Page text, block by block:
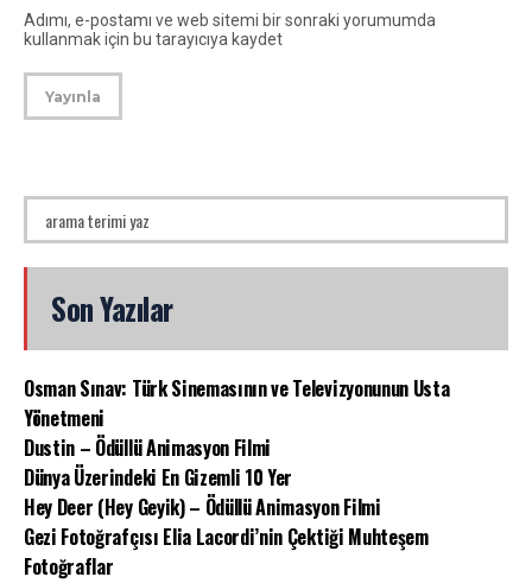
Adımı, e-postamı ve web sitemi bir sonraki yorumumda
kullanmak için bu tarayıcıya kaydet
Son Yazılar
Osman Sınav: Türk Sinemasının ve Televizyonunun Usta
Yönetmeni
Dustin – Ödüllü Animasyon Filmi
Dünya Üzerindeki En Gizemli 10 Yer
Hey Deer (Hey Geyik) – Ödüllü Animasyon Filmi
Gezi Fotoğrafçısı Elia Lacordi’nin Çektiği Muhteşem
Fotoğraflar